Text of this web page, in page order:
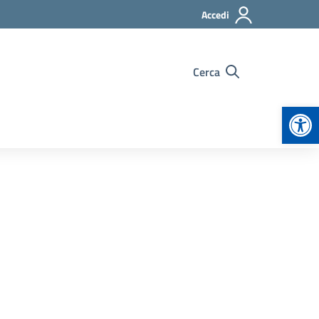
Accedi
Cerca